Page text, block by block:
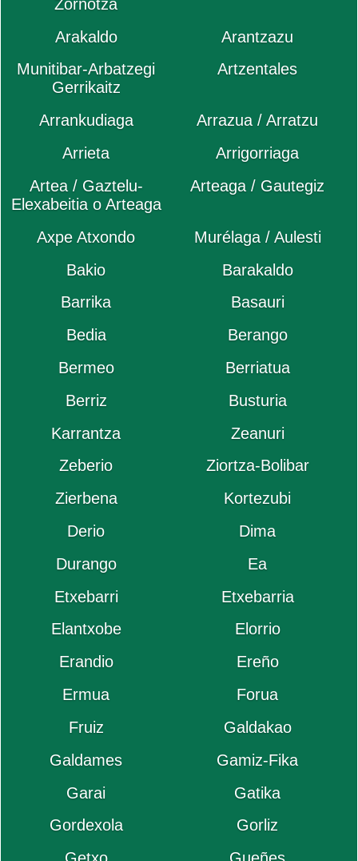
Zornotza
Arakaldo
Arantzazu
Munitibar-Arbatzegi
Gerrikaitz
Artzentales
Arrankudiaga
Arrazua / Arratzu
Arrieta
Arrigorriaga
Artea / Gaztelu-
Elexabeitia o Arteaga
Arteaga / Gautegiz
Axpe Atxondo
Murélaga / Aulesti
Bakio
Barakaldo
Barrika
Basauri
Bedia
Berango
Bermeo
Berriatua
Berriz
Busturia
Karrantza
Zeanuri
Zeberio
Ziortza-Bolibar
Zierbena
Kortezubi
Derio
Dima
Durango
Ea
Etxebarri
Etxebarria
Elantxobe
Elorrio
Erandio
Ereño
Ermua
Forua
Fruiz
Galdakao
Galdames
Gamiz-Fika
Garai
Gatika
Gordexola
Gorliz